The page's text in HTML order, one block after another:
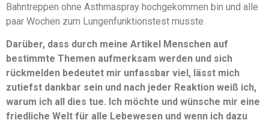
Bahntreppen ohne Asthmaspray hochgekommen bin und alle
paar Wochen zum Lungenfunktionstest musste.
Darüber, dass durch meine Artikel Menschen auf
bestimmte Themen aufmerksam werden und sich
rückmelden bedeutet mir unfassbar viel, lässt mich
zutiefst dankbar sein und nach jeder Reaktion weiß ich,
warum ich all dies tue. Ich möchte und wünsche mir eine
friedliche Welt für alle Lebewesen und wenn ich dazu